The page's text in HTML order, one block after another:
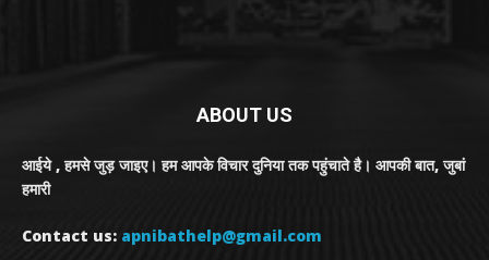
ABOUT US
आईये , हमसे जुड़ जाइए। हम आपके विचार दुनिया तक पहुंचाते है। आपकी बात, जुबां
हमारी
Contact us: apnibathelp@gmail.com